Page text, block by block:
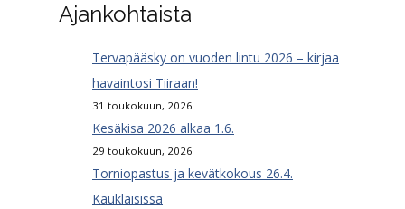
Ajankohtaista
Tervapääsky on vuoden lintu 2026 – kirjaa
havaintosi Tiiraan!
31 toukokuun, 2026
Kesäkisa 2026 alkaa 1.6.
29 toukokuun, 2026
Torniopastus ja kevätkokous 26.4.
Kauklaisissa